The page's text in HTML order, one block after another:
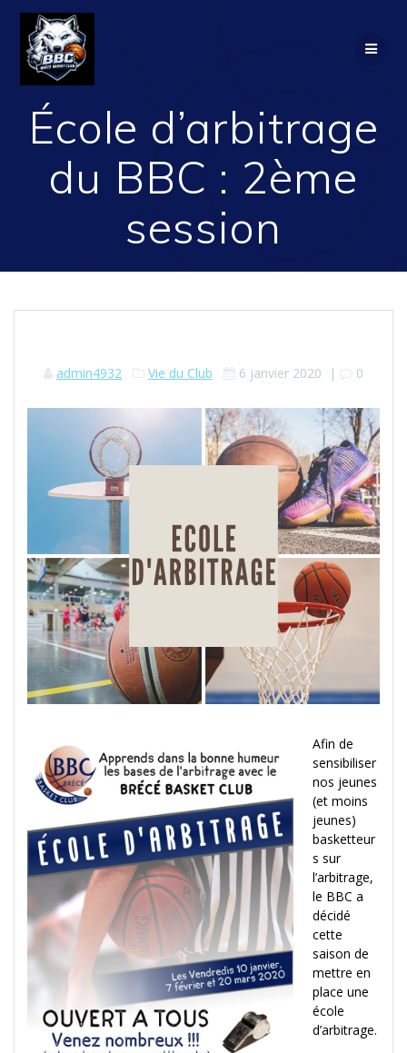
École d’arbitrage
du BBC : 2ème
session
admin4932 Vie du Club 6 janvier 2020 | 0
Afin de
sensibiliser
nos jeunes
(et moins
jeunes)
basketteur
s sur
l’arbitrage,
le BBC a
décidé
cette
saison de
mettre en
place une
école
d’arbitrage.